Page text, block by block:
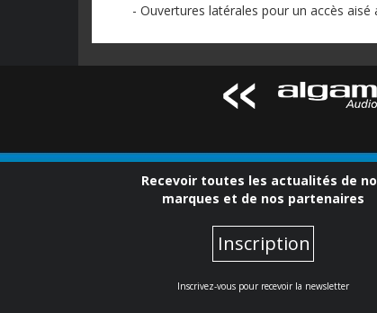
- Ouvertures latérales pour un accès aisé
Recevoir toutes les actualités de
marques et de nos partenaires
Inscription
Inscrivez-vous pour recevoir la newsletter